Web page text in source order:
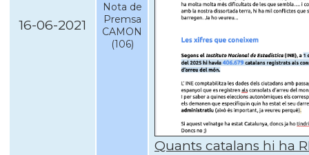
16-06-2021
Nota de
Premsa
CAMON
(106)
Quants catalans hi ha